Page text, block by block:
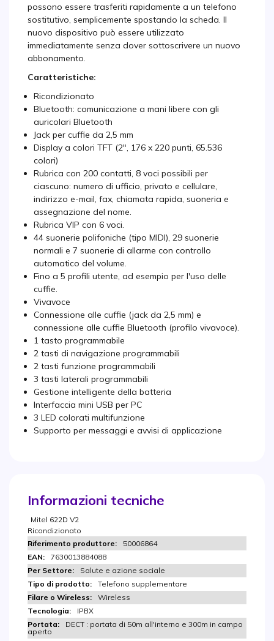
possono essere trasferiti rapidamente a un telefono
sostitutivo, semplicemente spostando la scheda. Il
nuovo dispositivo può essere utilizzato
immediatamente senza dover sottoscrivere un nuovo
abbonamento.
Caratteristiche:
Ricondizionato
Bluetooth: comunicazione a mani libere con gli
auricolari Bluetooth
Jack per cuffie da 2,5 mm
Display a colori TFT (2", 176 x 220 punti, 65.536
colori)
Rubrica con 200 contatti, 8 voci possibili per
ciascuno: numero di ufficio, privato e cellulare,
indirizzo e-mail, fax, chiamata rapida, suoneria e
assegnazione del nome.
Rubrica VIP con 6 voci.
44 suonerie polifoniche (tipo MIDI), 29 suonerie
normali e 7 suonerie di allarme con controllo
automatico del volume.
Fino a 5 profili utente, ad esempio per l'uso delle
cuffie.
Vivavoce
Connessione alle cuffie (jack da 2,5 mm) e
connessione alle cuffie Bluetooth (profilo vivavoce).
1 tasto programmabile
2 tasti di navigazione programmabili
2 tasti funzione programmabili
3 tasti laterali programmabili
Gestione intelligente della batteria
Interfaccia mini USB per PC
3 LED colorati multifunzione
Supporto per messaggi e avvisi di applicazione
Informazioni tecniche
Mitel 622D V2
Ricondizionato
50006864
7630013884088
Salute e azione sociale
Telefono supplementare
Wireless
IPBX
DECT : portata di 50m all'interno e 300m in campo
aperto